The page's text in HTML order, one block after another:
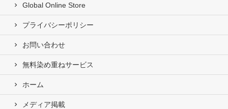
Global Online Store
プライバシーポリシー
お問い合わせ
無料染め重ねサービス
ホーム
メディア掲載